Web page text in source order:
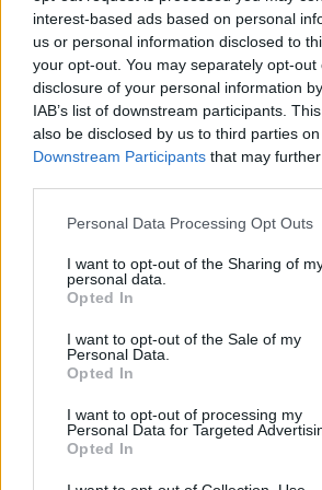
interest-based ads based on personal
us or personal information disclosed to
your opt-out. You may separately opt-
disclosure of your personal information
IAB’s list of downstream participants.
also be disclosed by us to third parties
Downstream Participants that may
Personal Data Processing Opt Outs
I want to opt-out of the Sharing of
personal data.
Opted In
I want to opt-out of the Sale of my
Personal Data.
Opted In
I want to opt-out of processing my
Personal Data for Targeted
Opted In
931. tétel, Tükör
Kikiáltási ár:60 000Ft
Aukció:
29. aukció / műtárgy
Aukció időpontja: 2015-05-21
18:00
Aukció:
29.
Aukció
18:00